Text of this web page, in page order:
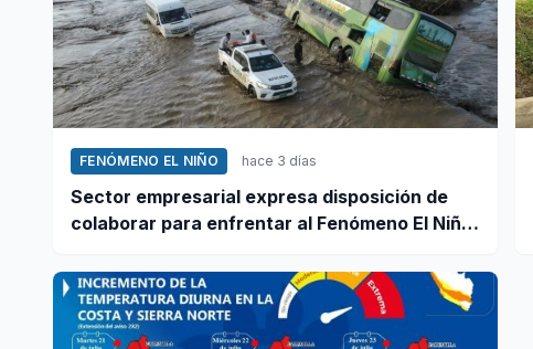
FENÓMENO EL NIÑO hace 3 días
Sector empresarial expresa disposición de
colaborar para enfrentar al Fenómeno El Niño,